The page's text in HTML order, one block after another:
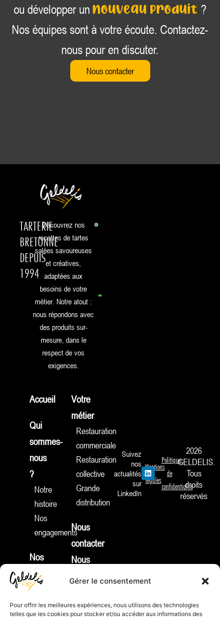
Gérer le consentement
Pour offrir les meilleures expériences, nous utilisons des technologies
telles que les cookies pour stocker et/ou accéder aux informations des
ou développer un nouveau produit ?
Nos équipes sont à votre écoute. Contactez-
nous pour en discuter.
Nous contacter
TARTERIE
BRETONNE
DEPUIS
1994
Découvrez nos
recettes de tartes
salées savoureuses
et créatives,
adaptées aux
besoins de votre
métier. Notre atout :
nous répondons avec
des produits sur-
mesure, dans le
respect de vos
exigences.
Accueil
Qui
sommes-
nous
?
Notre
histoire
Nos
engagements
Nos
produits
Apéritifs
Tartes
Votre
métier
Restauration
commerciale
Restauration
collective
Grande
distribution
Nous
contacter
Nous
rejoindre
Identifiant
REP :
2026
GELDELIS.
Tous
droits
réservés
Mentions
légales
Politique
de
confidentialité
Suivez
nos
actualités
sur
LinkedIn
L
i
n